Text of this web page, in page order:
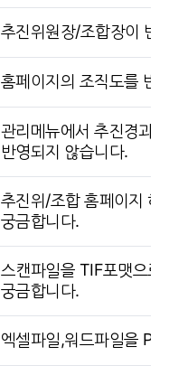
추진위원장/조합장이 변
홈페이지의 조직도를 변
관리메뉴에서 추진경과
반영되지 않습니다.
추진위/조합 홈페이지
궁금합니다.
스캔파일을 TIF포맷으로
궁금합니다.
엑셀파일,워드파일을